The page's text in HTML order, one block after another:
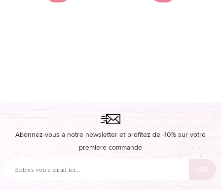
Abonnez-vous à notre newsletter et profitez de -10% sur votre
première commande